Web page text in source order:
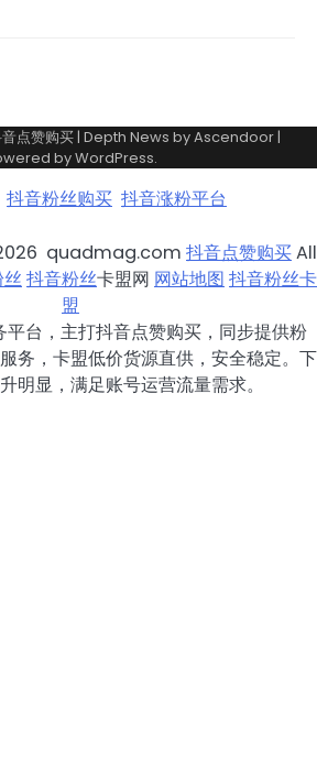
点赞购买 | Depth News byAscendoor |
byWordPress.
抖音粉丝购买 抖音涨粉平台
quadmag.com 抖音点赞购买All
抖音粉丝卡盟网 网站地图 抖音粉丝卡
盟
台，主打抖音点赞购买，同步提供粉
务，卡盟低价货源直供，安全稳定。下
明显，满足账号运营流量需求。